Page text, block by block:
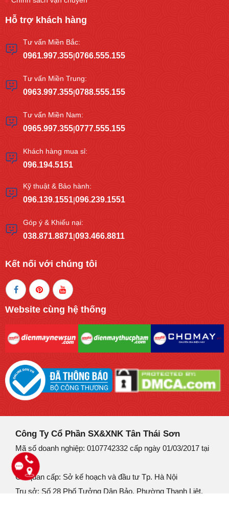
Hỗ trợ khách hàng
Tư vấn Miền Bắc:
0961.997.355|0766.555.155
Tư vấn Miền Trung:
0963.997.355|0788.555.155
Tư vấn Miền Nam:
0965.997.355|0777.555.155
Khách hàng mua sỉ:
096.194.5151
Kỹ thuật & Bảo hành:
096.139.1551|096.239.1551
Góp ý & Khiếu nại:
038.871.8871|093.466.8811
Kết nối với chúng tôi
Website cùng hệ thống
Công Ty Cổ Phần SX&XNK Tân Thái Sơn
Mã số doanh nghiệp: 0107742332 cấp ngày 01/03/2017 tại
Hà Nội
Cơ quan cấp: Sở kế hoạch và đầu tư Tp. Hà Nội
Trụ sở: Số 28 Phố Tưởng Dân Bảo, Phường Thanh Liệt,